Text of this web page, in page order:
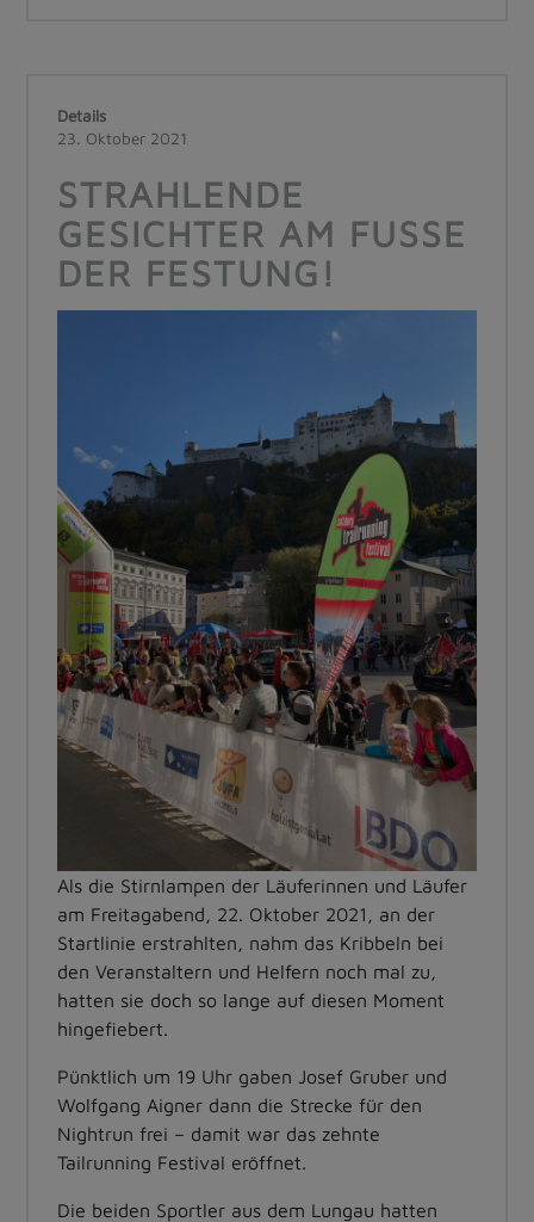
Details
23. Oktober 2021
STRAHLENDE
GESICHTER AM FUSSE D
ER FESTUNG!
Als die Stirnlampen der Läuferinnen und Läufer
am Freitagabend, 22. Oktober 2021, an der
Startlinie erstrahlten, nahm das Kribbeln bei
den Veranstaltern und Helfern noch mal zu,
hatten sie doch so lange auf diesen Moment
hingefiebert.
Pünktlich um 19 Uhr gaben Josef Gruber und
Wolfgang Aigner dann die Strecke für den
Nightrun frei – damit war das zehnte
Tailrunning Festival eröffnet.
Die beiden Sportler aus dem Lungau hatten